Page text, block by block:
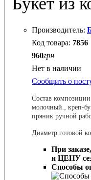
7856
960грн
Нет в наличии
Сообщить о
Состав
молочный., креп-
пряник ручной
Диаметр готовой
При
и ЦЕНУ
Способы